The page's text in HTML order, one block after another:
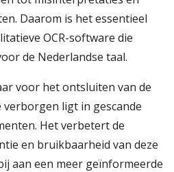
Daarom is het essentieel
OCR-software die
de Nederlandse taal.
voor het ontsluiten van de
ligt in gescande
Het verbetert de
en bruikbaarheid van deze
aan een meer geïnformeerde